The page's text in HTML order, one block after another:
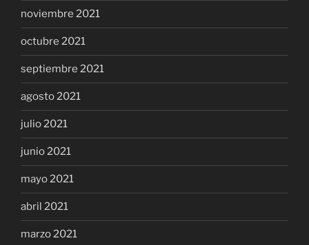
noviembre 2021
octubre 2021
septiembre 2021
agosto 2021
julio 2021
junio 2021
mayo 2021
abril 2021
marzo 2021